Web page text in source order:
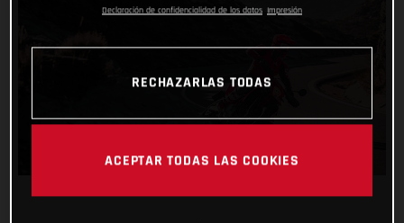
Declaración de confidencialidad de los datos Impresión
RECHAZARLAS TODAS
ACEPTAR TODAS LAS COOKIES